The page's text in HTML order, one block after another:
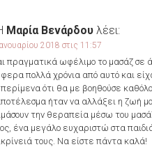
Μαρία Βενάρδου λέει:
2018 στις 11:57
πραγματικά ωφέλιμο το μασάζ σε
πολλά χρόνια από αυτό και
ότι θα με βοηθούσε
ήταν να αλλάξει η ζωή
την θεραπεία μέσω του
ένα μεγάλο ευχαριστώ στα
τους. Να είστε πάντα καλά!